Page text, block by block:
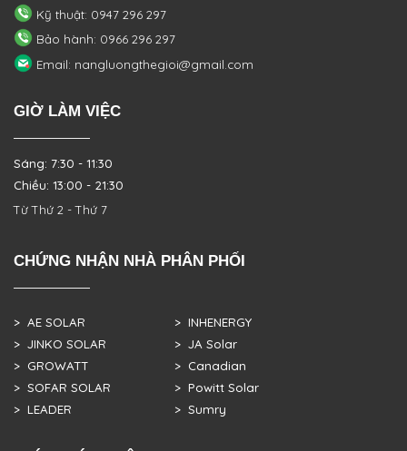
Kỹ thuật: 0947 296 297
Bảo hành: 0966 296 297
Email: nangluongthegioi@gmail.com
GIỜ LÀM VIỆC
Sáng: 7:30 - 11:30
Chiều: 13:00 - 21:30
Từ Thứ 2 - Thứ 7
CHỨNG NHẬN NHÀ PHÂN PHỐI
> AE SOLAR
> JINKO SOLAR
> GROWATT
> SOFAR SOLAR
> LEADER
> INHENERGY
> JA Solar
> Canadian
> Powitt Solar
> Sumry